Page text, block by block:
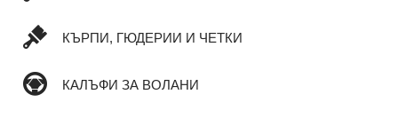
КЪРПИ, ГЮДЕРИИ И ЧЕТКИ
КАЛЪФИ ЗА ВОЛАНИ